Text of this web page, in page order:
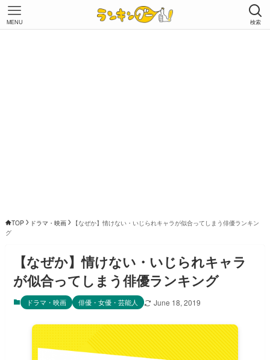
検索
MENU
TOP ドラマ・映画
【なぜか】情けない・いじられキャラが似合ってしまう俳優ランキン
グ
【なぜか】情けない・いじられキャラ
が似合ってしまう俳優ランキング
ドラマ・映画 俳優・女優・芸能人 June 18, 2019